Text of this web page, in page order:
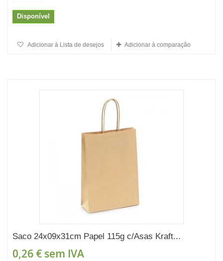
Disponível
Adicionar à Lista de desejos Adicionar à comparação
Saco 24x09x31cm Papel 115g c/Asas Kraft...
0,26 € sem IVA